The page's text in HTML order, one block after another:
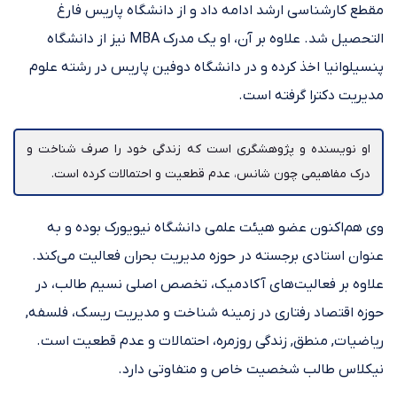
مقطع کارشناسی ارشد ادامه داد و از دانشگاه پاریس فارغ
التحصیل شد. علاوه بر آن، او یک مدرک MBA نیز از دانشگاه
پنسیلوانیا اخذ کرده و در دانشگاه دوفین پاریس در رشته علوم
مدیریت دکترا گرفته است.
او نویسنده و پژوهشگری است که زندگی خود را صرف شناخت و
درک مفاهیمی چون شانس، عدم قطعیت و احتمالات کرده است.‌
وی هم‌اکنون عضو هیئت علمی دانشگاه نیویورک بوده و به
عنوان استادی برجسته در حوزه مدیریت بحران فعالیت می‌کند.
علاوه بر فعالیت‌های آکادمیک، تخصص اصلی نسیم طالب، در
حوزه اقتصاد رفتاری در زمینه شناخت و مدیریت ریسک، فلسفه,
ریاضیات, منطق, زندگی روزمره، احتمالات و عدم قطعیت است.
نیکلاس طالب شخصیت خاص و متفاوتی دارد.